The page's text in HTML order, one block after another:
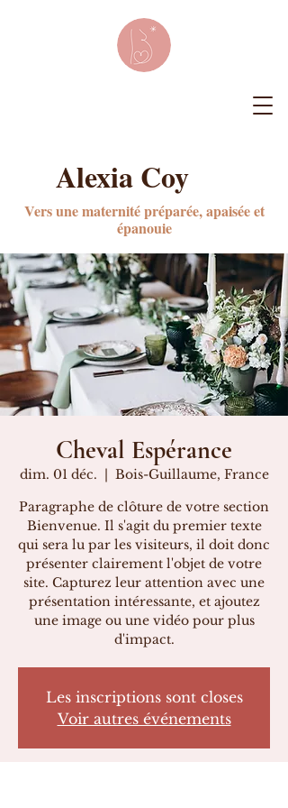
Vers une maternité préparée, apaisée et
épanouie
Alexia Coy
Cheval Espérance
dim. 01 déc.
  |
Bois-Guillaume, France
Paragraphe de clôture de votre section
Bienvenue. Il s'agit du premier texte
qui sera lu par les visiteurs, il doit donc
présenter clairement l'objet de votre
site. Capturez leur attention avec une
présentation intéressante, et ajoutez
une image ou une vidéo pour plus
d'impact.
Les inscriptions sont closes
Voir autres événements